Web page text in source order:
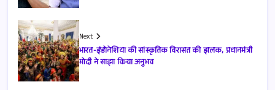
Next
भारत-इंडोनेशिया की सांस्कृतिक विरासत की झलक, प्रधानमंत्री
मोदी ने साझा किया अनुभव